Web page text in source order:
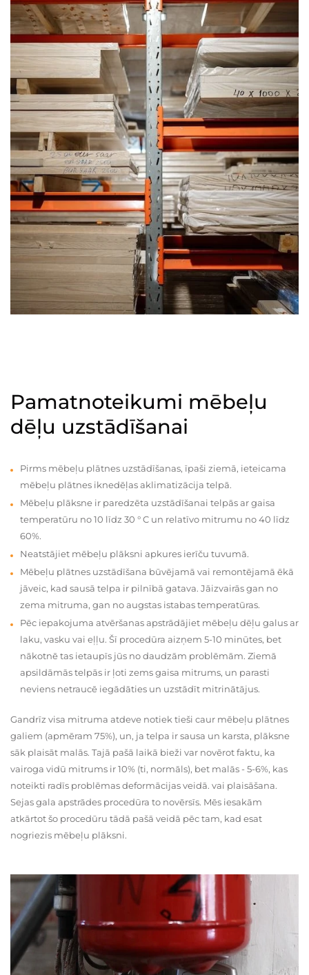
Pamatnoteikumi mēbeļu
dēļu uzstādīšanai
Pirms mēbeļu plātnes uzstādīšanas, īpaši ziemā, ieteicama
mēbeļu plātnes iknedēļas aklimatizācija telpā.
Mēbeļu plāksne ir paredzēta uzstādīšanai telpās ar gaisa
temperatūru no 10 līdz 30 ° C un relatīvo mitrumu no 40 līdz
60%.
Neatstājiet mēbeļu plāksni apkures ierīču tuvumā.
Mēbeļu plātnes uzstādīšana būvējamā vai remontējamā ēkā
jāveic, kad sausā telpa ir pilnībā gatava. Jāizvairās gan no
zema mitruma, gan no augstas istabas temperatūras.
Pēc iepakojuma atvēršanas apstrādājiet mēbeļu dēļu galus ar
laku, vasku vai eļļu. Šī procedūra aizņem 5-10 minūtes, bet
nākotnē tas ietaupīs jūs no daudzām problēmām. Ziemā
apsildāmās telpās ir ļoti zems gaisa mitrums, un parasti
neviens netraucē iegādāties un uzstādīt mitrinātājus.
Gandrīz visa mitruma atdeve notiek tieši caur mēbeļu plātnes
galiem (apmēram 75%), un, ja telpa ir sausa un karsta, plāksne
sāk plaisāt malās. Tajā pašā laikā bieži var novērot faktu, ka
vairoga vidū mitrums ir 10% (ti, normāls), bet malās - 5-6%, kas
noteikti radīs problēmas deformācijas veidā. vai plaisāšana.
Sejas gala apstrādes procedūra to novērsīs. Mēs iesakām
atkārtot šo procedūru tādā pašā veidā pēc tam, kad esat
nogriezis mēbeļu plāksni.